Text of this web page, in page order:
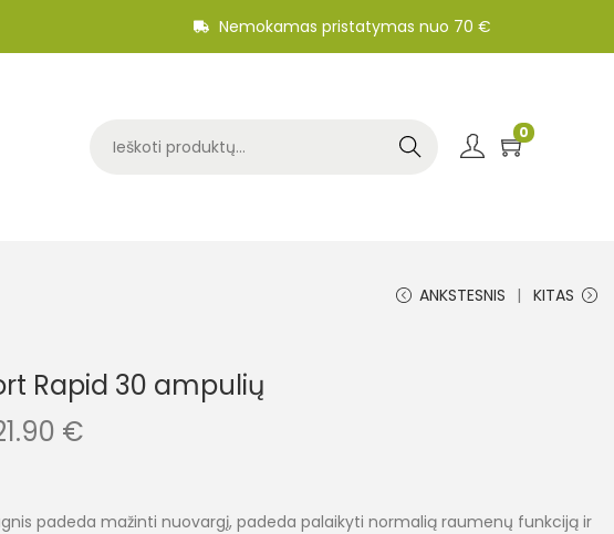
Nemokamas pristatymas nuo 70 €
Search
0
ANKSTESNIS KITAS
Rapid 30 ampulių
€
padeda mažinti nuovargį, padeda palaikyti normalią raumenų funkciją ir